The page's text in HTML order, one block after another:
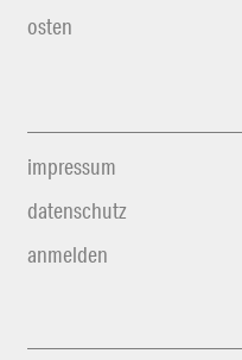
osten
impressum
datenschutz
anmelden